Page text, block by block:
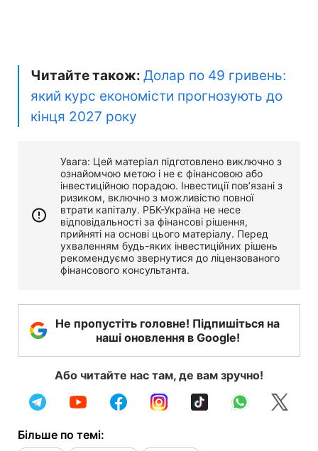
Читайте також: Долар по 49 гривень:
який курс економісти прогнозують до
кінця 2027 року
Увага: Цей матеріал підготовлено виключно з
ознайомчою метою і не є фінансовою або
інвестиційною порадою. Інвестиції пов’язані з
ризиком, включно з можливістю повної
втрати капіталу. РБК-Україна не несе
відповідальності за фінансові рішення,
прийняті на основі цього матеріалу. Перед
ухваленням будь-яких інвестиційних рішень
рекомендуємо звернутися до ліцензованого
фінансового консультанта.
Не пропустіть головне! Підпишіться на
наші оновлення в Google!
Або читайте нас там, де вам зручно!
Більше по темі: